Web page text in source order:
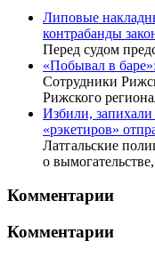
Липовые
контрабанды
Перед судом
«Побывал в
Сотрудники
Рижского
Избили,
«рэкетиров»
Латгальские
о
Комментарии
Комментарии